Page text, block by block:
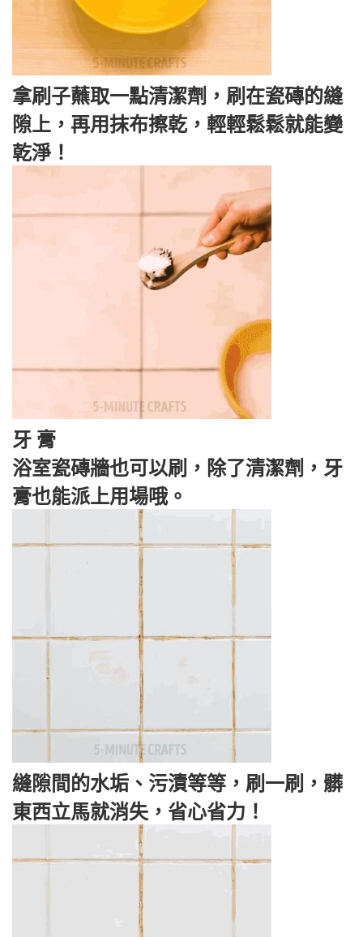
拿刷子蘸取一點清潔劑，刷在瓷磚的縫
隙上，再用抹布擦乾，輕輕鬆鬆就能變
乾淨！
牙 膏
浴室瓷磚牆也可以刷，除了清潔劑，牙
膏也能派上用場哦。
縫隙間的水垢、污漬等等，刷一刷，髒
東西立馬就消失，省心省力！